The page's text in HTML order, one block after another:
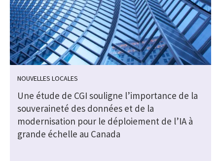
NOUVELLES LOCALES
Une étude de CGI souligne l’importance de la
souveraineté des données et de la
modernisation pour le déploiement de l’IA à
grande échelle au Canada